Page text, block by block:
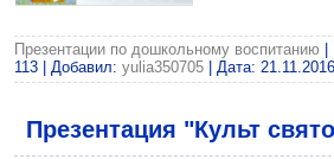
Презентации по дошкольному воспитанию
113 | Добавил: yulia350705 | Дата: 21.11.2016
Презентация "Культ